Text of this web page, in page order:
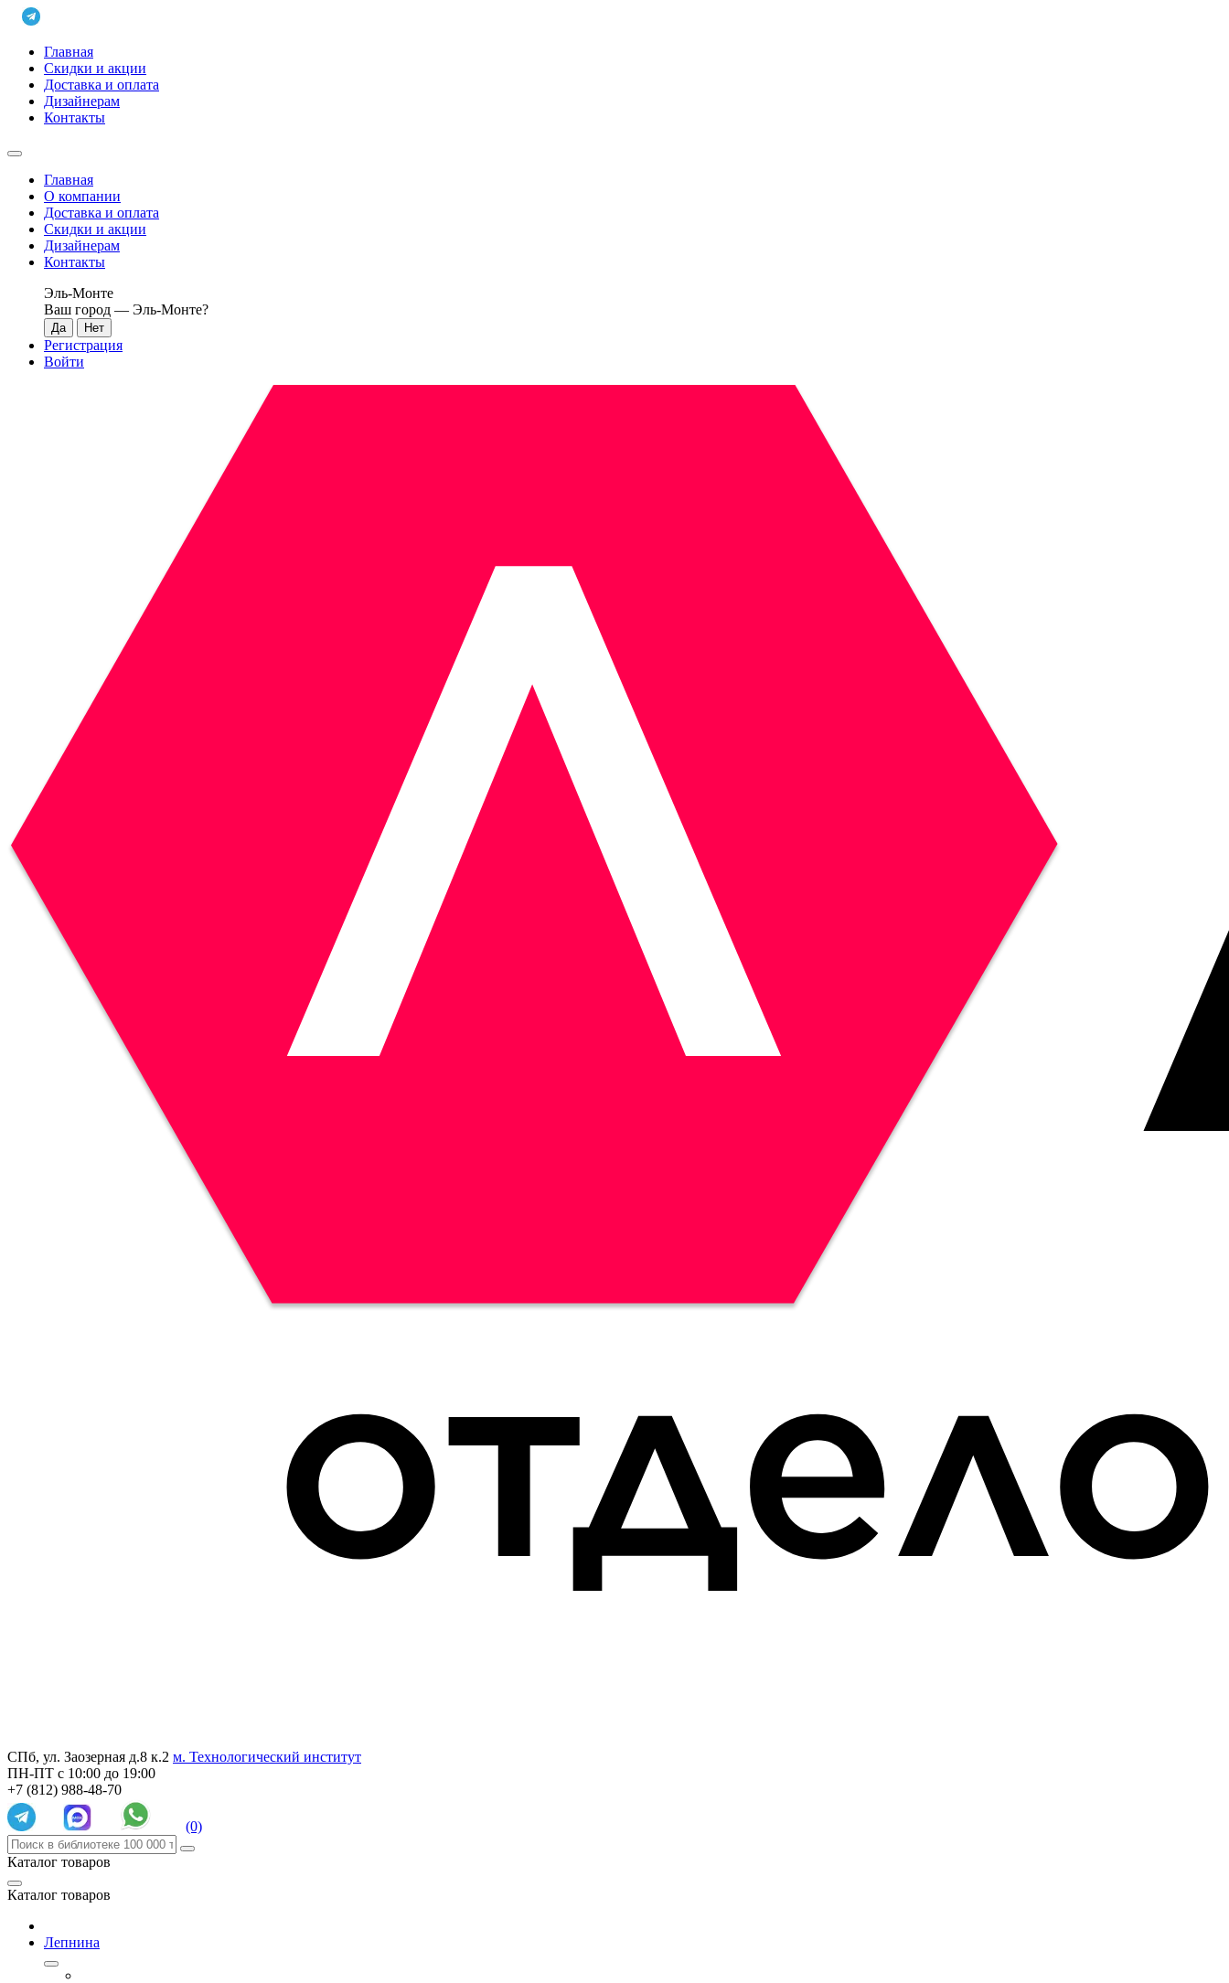
Главная
Скидки и акции
Доставка и оплата
Дизайнерам
Контакты
Главная
О компании
Доставка и оплата
Скидки и акции
Дизайнерам
Контакты
Эль-Монте
Ваш город — Эль-Монте?
Регистрация
Войти
СПб, ул. Заозерная д.8 к.2 м. Технологический институт
ПН-ПТ с 10:00 до 19:00
+7 (812) 988-48-70
(0)
Каталог товаров
Каталог товаров
Лепнина